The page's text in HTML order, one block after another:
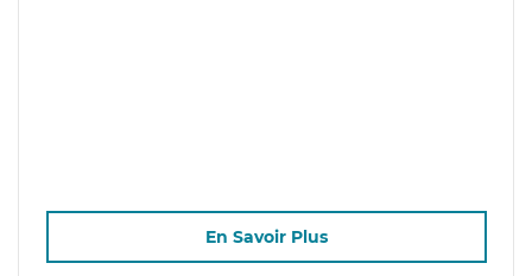
En Savoir Plus